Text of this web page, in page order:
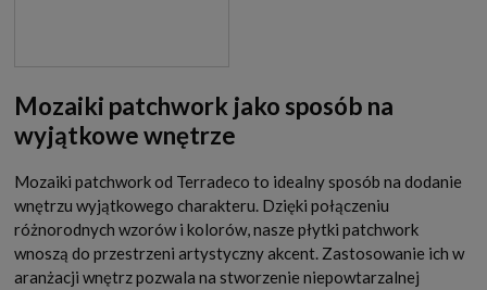
Mozaiki patchwork jako sposób na
wyjątkowe wnętrze
Mozaiki patchwork od Terradeco to idealny sposób na dodanie
wnętrzu wyjątkowego charakteru. Dzięki połączeniu
różnorodnych wzorów i kolorów, nasze płytki patchwork
wnoszą do przestrzeni artystyczny akcent. Zastosowanie ich w
aranżacji wnętrz pozwala na stworzenie niepowtarzalnej